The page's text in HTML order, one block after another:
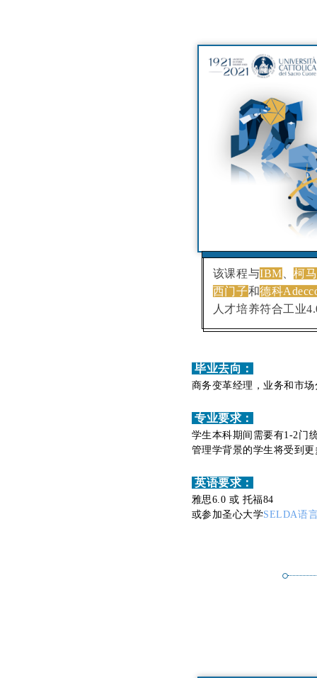
该课程与IBM 、柯
西门子和德科
人才培养符合工业
毕业去向：
商务变革经理，业务和市
专业要求：
学生本科期间需要有1-2门
管理学背景的学生将受到
英语要求：
雅思6.0 或 托福84
或参加圣心大学SELDA语